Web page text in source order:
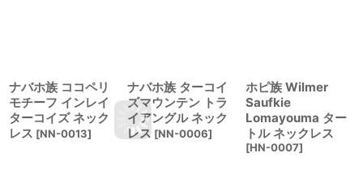
ナバホ族 ココペリ
モチーフ インレイ
ターコイズ ネック
レス [NN-0013]
ナバホ族 ターコイ
ズマウンテン トラ
イアングル ネック
レス [NN-0006]
ホピ族 Wilmer
Saufkie
Lomayouma ター
トル ネックレス
[HN-0007]